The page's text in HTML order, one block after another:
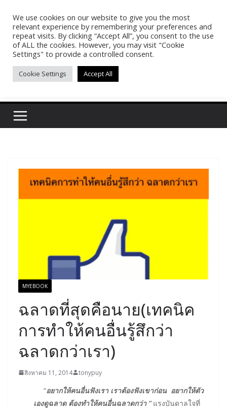
contentPasakon Puypong
(tonypuy)
เปิดพื้นที่การเรียนรู้และพร้อมแบ่งปันของผม
MYEBOOK
ฉลาดที่สุดคือนาย(เทคนิค
การทำให้คนอื่นรู้สึกว่า
ฉลาดกว่าเรา)
สิงหาคม 11, 2014 tonypuy
“อยากให้คนอื่นฟังเรา เราต้องฟังเขาก่อน อยากให้ตัว
เองดูฉลาด ต้องทำให้คนอื่นฉลาดกว่า “ แรงบันดาลใจที่
We use cookies on our website to give you the most
relevant experience by remembering your preferences and
repeat visits. By clicking “Accept All”, you consent to the use
of ALL the cookies. However, you may visit "Cookie
Settings" to provide a controlled consent.
Cookie Settings Accept All